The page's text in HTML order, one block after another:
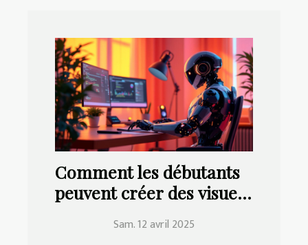
Comment les débutants
peuvent créer des visuels
Sam. 12 avril 2025